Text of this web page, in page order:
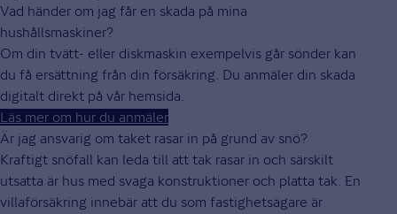
Vad händer om jag får en skada på mina
hushållsmaskiner?
Om din tvätt- eller diskmaskin exempelvis går sönder kan
du få ersättning från din försäkring. Du anmäler din skada
digitalt direkt på vår hemsida.
Läs mer om hur du anmäler
Är jag ansvarig om taket rasar in på grund av snö?
Kraftigt snöfall kan leda till att tak rasar in och särskilt
utsatta är hus med svaga konstruktioner och platta tak. En
villaförsäkring innebär att du som fastighetsägare är